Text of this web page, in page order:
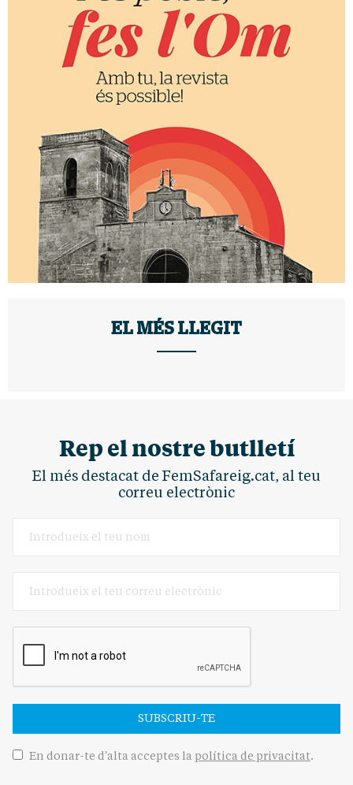
EL MÉS LLEGIT
Rep el nostre butlletí
El més destacat de FemSafareig.cat, al teu
correu electrònic
SUBSCRIU-TE
En donar-te d'alta acceptes la política de privacitat.